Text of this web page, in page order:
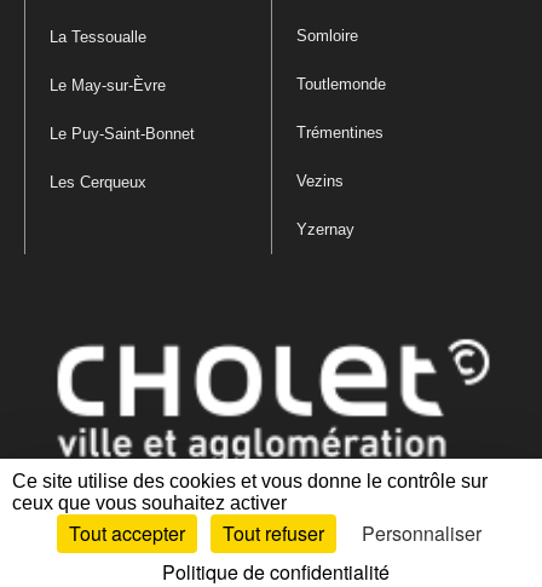
Ce site utilise des cookies et vous donne le contrôle sur
ceux que vous souhaitez activer
Tout accepter Tout refuser
Personnaliser
Politique de confidentialité
La Tessoualle
Le May-sur-Èvre
Le Puy-Saint-Bonnet
Les Cerqueux
Somloire
Toutlemonde
Trémentines
Vezins
Yzernay
Mentions légales|Politique de confidentialité
des cookies |Plan du site Accessibilité : partiellement conforme